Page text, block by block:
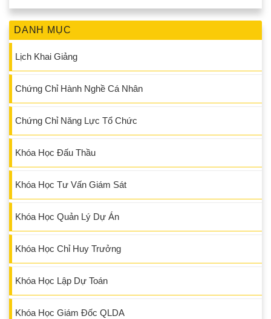
DANH MỤC
Lịch Khai Giảng
Chứng Chỉ Hành Nghề Cá Nhân
Chứng Chỉ Năng Lực Tổ Chức
Khóa Học Đấu Thầu
Khóa Học Tư Vấn Giám Sát
Khóa Học Quản Lý Dự Án
Khóa Học Chỉ Huy Trưởng
Khóa Học Lập Dự Toán
Khóa Học Giám Đốc QLDA